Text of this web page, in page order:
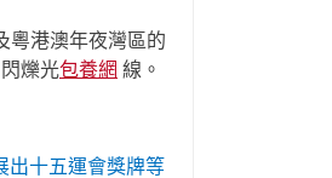
粵港澳年夜灣區的
爍光包養網 線。
出十五運會獎牌等